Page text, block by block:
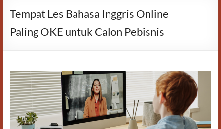
Tempat Les Bahasa Inggris Online
Paling OKE untuk Calon Pebisnis